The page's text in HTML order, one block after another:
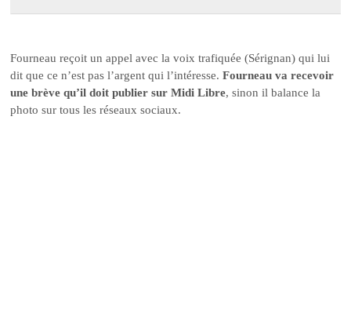
Fourneau reçoit un appel avec la voix trafiquée (Sérignan) qui lui
dit que ce n’est pas l’argent qui l’intéresse.Fourneau va recevoir
une brève qu’il doit publier sur Midi Libre, sinon il balance la
photo sur tous les réseaux sociaux.